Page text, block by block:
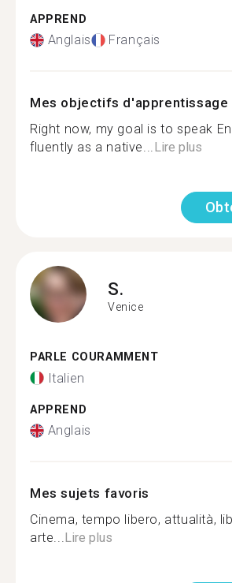
APPREND
Anglais Français
Mes objectifs d'apprentissage
Right now, my goal is to speak
fluently as a native...Lire plus
S.
Venice
PARLE COURAMMENT
Italien
APPREND
Anglais
Mes sujets favoris
Cinema, tempo libero, attualità,
arte...Lire plus